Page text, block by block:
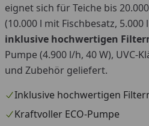
eignet sich für Teiche bis
(10.000 l mit Fischbesatz,
inklusive hochwertigen
Pumpe (4.900 l/h, 40 W), UVC-
und Zubehör geliefert.
Inklusive hochwertigen
Kraftvoller ECO-Pumpe